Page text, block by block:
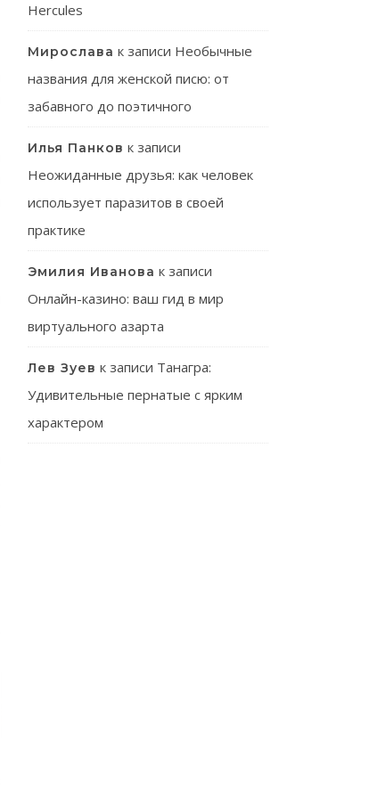
Hercules
Мирослава к записи Необычные
названия для женской писю: от
забавного до поэтичного
Илья Панков к записи
Неожиданные друзья: как человек
использует паразитов в своей
практике
Эмилия Иванова к записи
Онлайн-казино: ваш гид в мир
виртуального азарта
Лев Зуев к записи Танагра:
Удивительные пернатые с ярким
характером